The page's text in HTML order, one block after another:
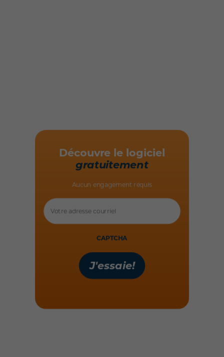
Découvre le logiciel
gratuitement
Aucun engagement requis
adresse
CAPTCHA